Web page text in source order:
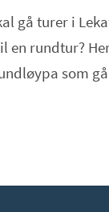
gå turer i
en rundtur?
som